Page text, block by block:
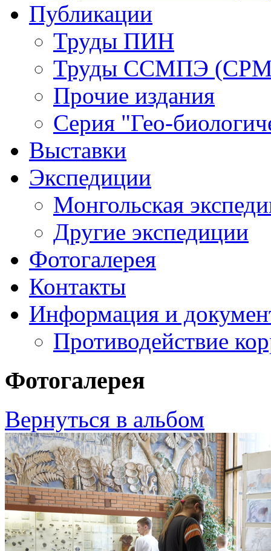
Публикации
Труды ПИН
Труды ССМПЭ
Прочие издания
Серия "Гео-
Выставки
Экспедиции
Монгольская
Другие экспедиции
Фотогалерея
Контакты
Информация и
Противодействие
Фотогалерея
Вернуться в альбом